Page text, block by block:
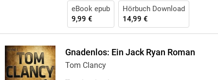
eBook epub
9,99 €
Hörbuch Download
14,99 €
Gnadenlos: Ein Jack Ryan Roman
Tom Clancy